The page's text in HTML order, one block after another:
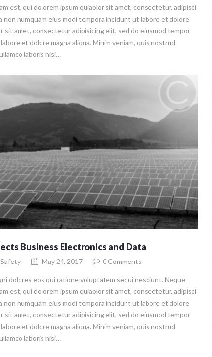
est, qui dolorem ipsum quiaolor sit amet, consectetur, adipisci
non numquam eius modi tempora incidunt ut labore et dolore
sit amet, consectetur adipisicing elit, sed do eiusmod tempor
et dolore magna aliqua. Minim veniam, quis nostrud
laboris nisi…
Business Electronics and Data
May 24, 2017 0 Comments
dolores eos qui ratione voluptatem sequi nesciunt. Neque
est, qui dolorem ipsum quiaolor sit amet, consectetur, adipisci
non numquam eius modi tempora incidunt ut labore et dolore
sit amet, consectetur adipisicing elit, sed do eiusmod tempor
et dolore magna aliqua. Minim veniam, quis nostrud
laboris nisi…